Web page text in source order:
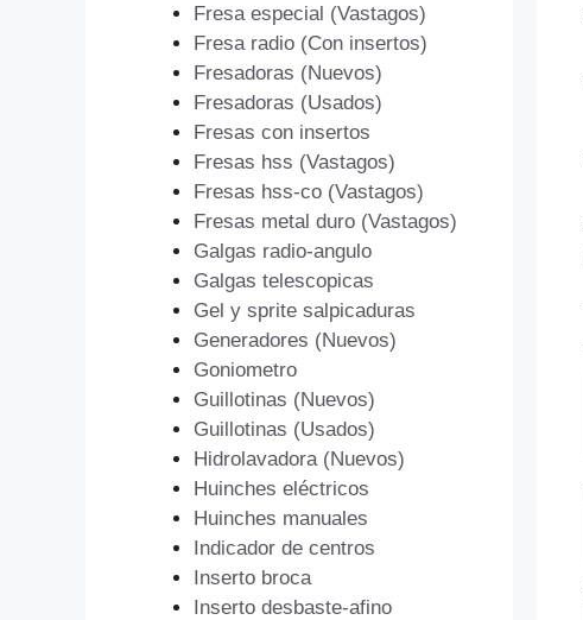
Fresa especial (Vastagos)
Fresa radio (Con insertos)
Fresadoras (Nuevos)
Fresadoras (Usados)
Fresas con insertos
Fresas hss (Vastagos)
Fresas hss-co (Vastagos)
Fresas metal duro (Vastagos)
Galgas radio-angulo
Galgas telescopicas
Gel y sprite salpicaduras
Generadores (Nuevos)
Goniometro
Guillotinas (Nuevos)
Guillotinas (Usados)
Hidrolavadora (Nuevos)
Huinches eléctricos
Huinches manuales
Indicador de centros
Inserto broca
Inserto desbaste-afino